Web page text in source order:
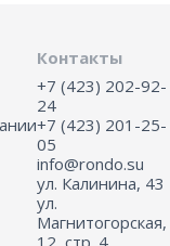
Контакты
+7 (423) 202-92-
24
+7 (423) 201-25-
05
info@rondo.su
ул. Калинина, 43
ул.
Магнитогорская,
12, стр. 4